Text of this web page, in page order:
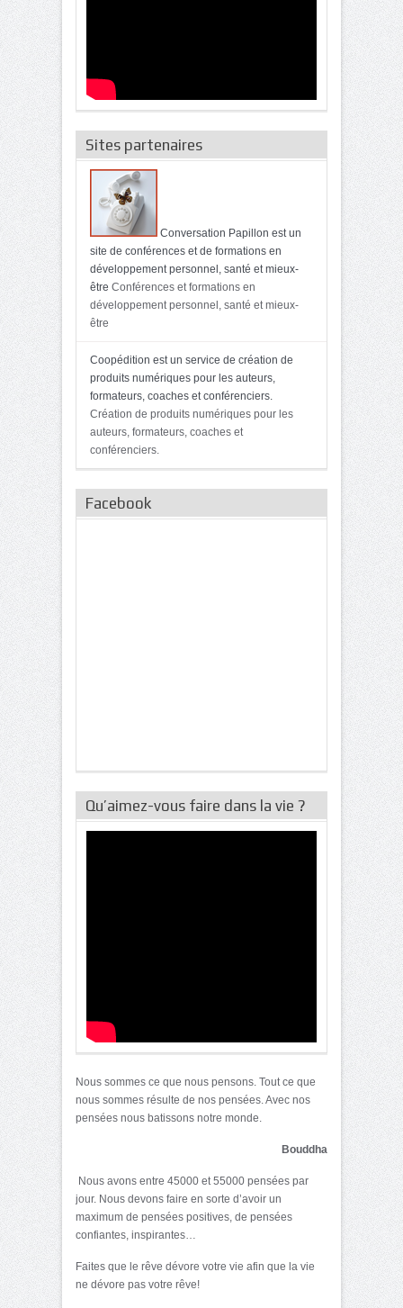
Sites partenaires
Conversation Papillon est un
site de conférences et de formations en
développement personnel, santé et mieux-
être Conférences et formations en
développement personnel, santé et mieux-
être
Coopédition est un service de création de
produits numériques pour les auteurs,
formateurs, coaches et conférenciers.
Création de produits numériques pour les
auteurs, formateurs, coaches et
conférenciers.
Facebook
Qu’aimez-vous faire dans la vie ?
Nous sommes ce que nous pensons. Tout ce que
nous sommes résulte de nos pensées. Avec nos
pensées nous batissons notre monde.
Bouddha
Nous avons entre 45000 et 55000 pensées par
jour. Nous devons faire en sorte d’avoir un
maximum de pensées positives, de pensées
confiantes, inspirantes…
Faites que le rêve dévore votre vie afin que la vie
ne dévore pas votre rêve!